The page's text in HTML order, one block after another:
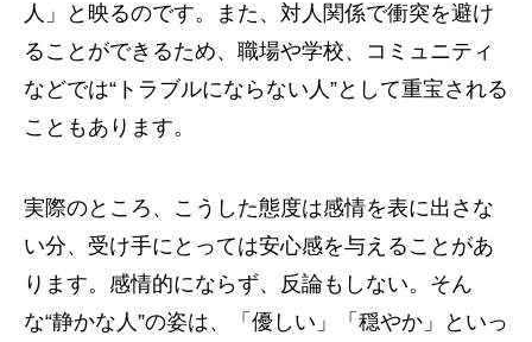
人」と映るのです。また、対人関係で衝突を避け
ることができるため、職場や学校、コミュニティ
などでは“トラブルにならない人”として重宝される
こともあります。
実際のところ、こうした態度は感情を表に出さな
い分、受け手にとっては安心感を与えることがあ
ります。感情的にならず、反論もしない。そん
な“静かな人”の姿は、「優しい」「穏やか」といっ